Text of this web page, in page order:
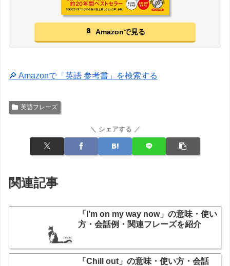
Amazonで見る
🔎 Amazonで「英語 参考書」を検索する
英語フレーズ
＼ シェアする ／
関連記事
「I’m on my way now」の意味・使い
方・会話例・関連フレーズを紹介
「Chill out」の意味・使い方・会話